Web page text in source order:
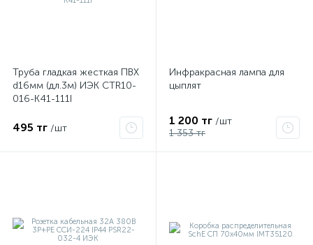
Труба гладкая жесткая ПВХ
d16мм (дл.3м) ИЭК CTR10-
016-K41-111I
495 тг /шт
Инфракрасная лампа для
цыплят
1 200 тг /шт
1 353 тг